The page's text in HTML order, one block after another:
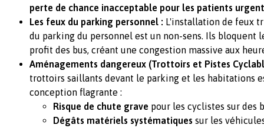
perte de chance inacceptable pour les patients
Les feux du parking personnel : L'installation de feux
du parking du personnel est un non-sens. Ils bloquent
profit des bus, créant une congestion massive aux
Aménagements dangereux (Trottoirs et Pistes
trottoirs saillants devant le parking et les habitations
conception flagrante :
Risque de chute grave pour les cyclistes sur des
Dégâts matériels systématiques sur les